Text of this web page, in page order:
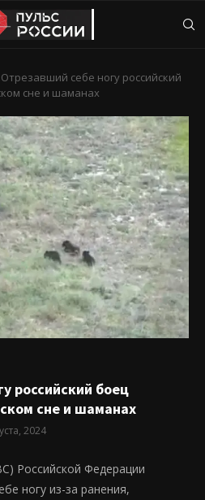
Отрезавший себе ногу российский
сне и шаманах
российский боец
сне и шаманах
2024
Российской Федерации
ногу из-за ранения,